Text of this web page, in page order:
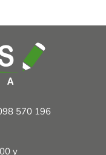
570 196
y